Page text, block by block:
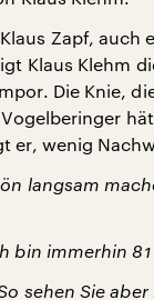
Zapf, auch
Klaus Klehm
Die Knie,
er, wenig
langsam
bin immerhin 81
sehen Sie